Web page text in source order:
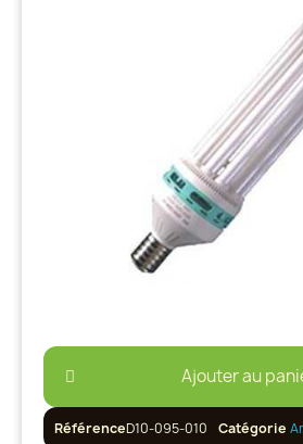
Ajouter au
RéférenceD10-095-010 Catégorie